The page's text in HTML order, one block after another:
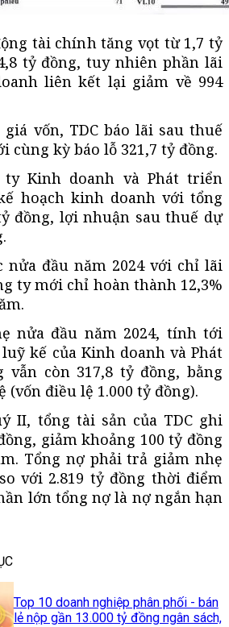
tài chính tăng vọt từ 1,7 tỷ
tỷ đồng, tuy nhiên phần lãi
liên kết lại giảm về 994
vốn, TDC báo lãi sau thuế
cùng kỳ báo lỗ 321,7 tỷ đồng.
ty Kinh doanh và Phát triển
hoạch kinh doanh với tổng
đồng, lợi nhuận sau thuế dự
nửa đầu năm 2024 với chỉ lãi
ty mới chỉ hoàn thành 12,3%
nửa đầu năm 2024, tính tới
luỹ kế của Kinh doanh và Phát
còn 317,8 tỷ đồng, bằng
(vốn điều lệ 1.000 tỷ đồng).
II, tổng tài sản của TDC ghi
giảm khoảng 100 tỷ đồng
Tổng nợ phải trả giảm nhẹ
với 2.819 tỷ đồng thời điểm
lớn tổng nợ là nợ ngắn hạn
Top 10 doanh nghiệp phân phối - bán
lẻ nộp gần 13.000 tỷ đồng ngân sách,